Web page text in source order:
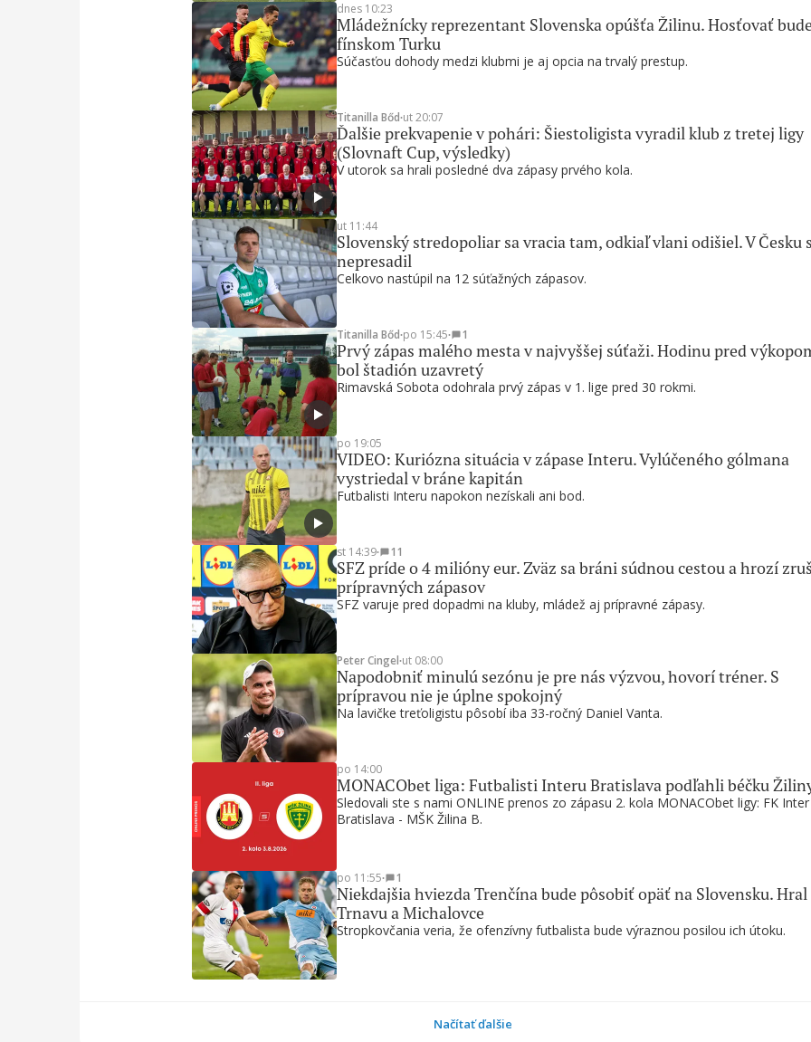
Súčasťou dohody medzi klubmi je aj opcia na trvalý prestup.
Mládežnícky reprezentant Slovenska opúšťa Žilinu. Hosťovať
fínskom Turku
dnes 10:23
V utorok sa hrali posledné dva zápasy prvého kola.
Ďalšie prekvapenie v pohári: Šiestoligista vyradil klub z tretej ligy
(Slovnaft Cup, výsledky)
Titanilla Bőd∙ut 20:07
Celkovo nastúpil na 12 súťažných zápasov.
Slovenský stredopoliar sa vracia tam, odkiaľ vlani odišiel. V Česku
nepresadil
ut 11:44
Rimavská Sobota odohrala prvý zápas v 1. lige pred 30 rokmi.
Prvý zápas malého mesta v najvyššej súťaži. Hodinu pred
bol štadión uzavretý
Titanilla Bőd∙po 15:45∙ 1
Futbalisti Interu napokon nezískali ani bod.
VIDEO: Kuriózna situácia v zápase Interu. Vylúčeného gólmana
vystriedal v bráne kapitán
po 19:05
SFZ varuje pred dopadmi na kluby, mládež aj prípravné zápasy.
SFZ príde o 4 milióny eur. Zväz sa bráni súdnou cestou a hrozí
prípravných zápasov
st 14:39∙ 11
Na lavičke treťoligistu pôsobí iba 33-ročný Daniel Vanta.
Napodobniť minulú sezónu je pre nás výzvou, hovorí tréner. S
prípravou nie je úplne spokojný
Peter Cingel∙ut 08:00
Sledovali ste s nami ONLINE prenos zo zápasu 2. kola MONACObet ligy: FK Inter
Bratislava - MŠK Žilina B.
MONACObet liga: Futbalisti Interu Bratislava podľahli béčku
po 14:00
Stropkovčania veria, že ofenzívny futbalista bude výraznou posilou ich útoku.
Niekdajšia hviezda Trenčína bude pôsobiť opäť na Slovensku. Hral
Trnavu a Michalovce
po 11:55∙ 1
Načítať ďalšie